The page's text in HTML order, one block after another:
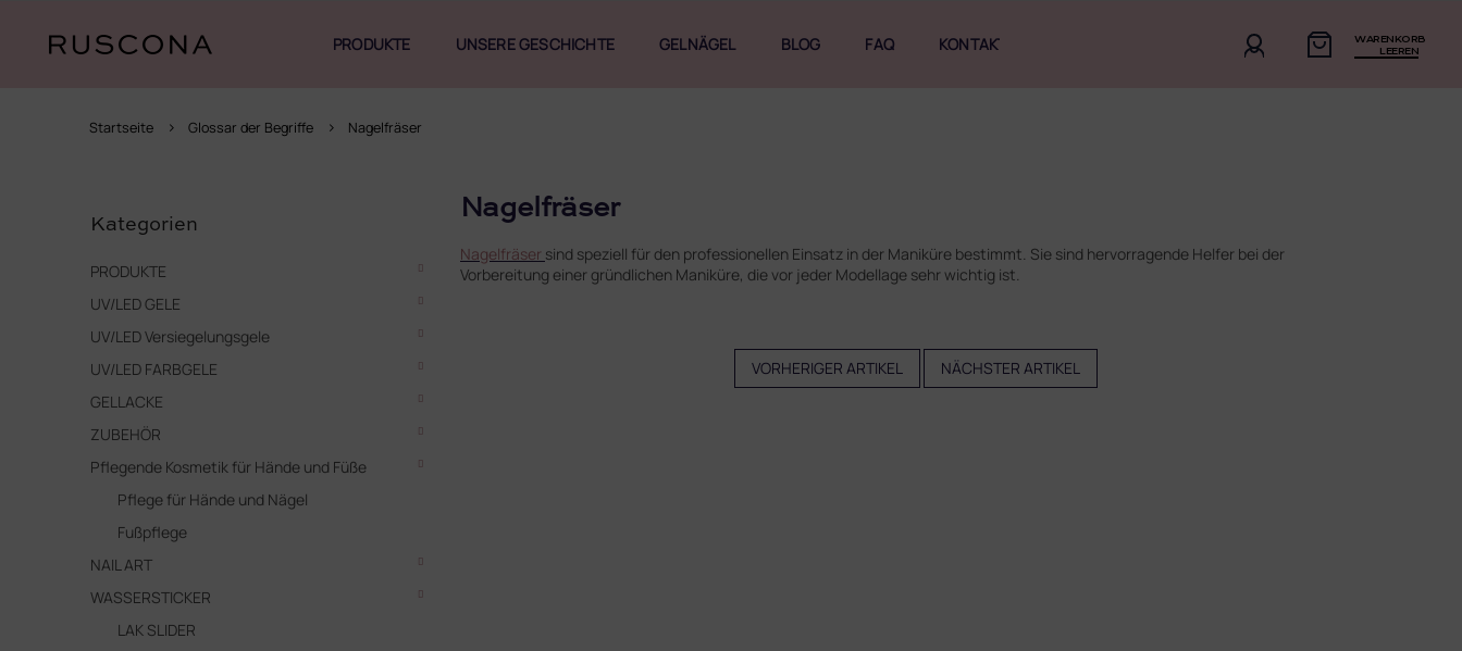
springen
WARENKORB
LEEREN
PRODUKTE UNSERE GESCHICHTE GELNÄGEL BLOG FAQ KONTAKT
Startseite Glossar der Begriffe Nagelfräser
i
e
n
l
i
s
t
überspringen
Kategorien
PRODUKTE
UV/LED GELE
UV/LED Versiegelungsgele
UV/LED FARBGELE
GELLACKE
ZUBEHÖR
Pflegende Kosmetik für Hände und Füße
Pflege für Hände und Nägel
Fußpflege
NAIL ART
WASSERSTICKER
LAK SLIDER
Nagelfräser
Nagelfräser sind speziell für den professionellen Einsatz in der Maniküre bestimmt. Sie sind hervorragende Helfer bei der
Vorbereitung einer gründlichen Maniküre, die vor jeder Modellage sehr wichtig ist.
VORHERIGER ARTIKEL NÄCHSTER ARTIKEL